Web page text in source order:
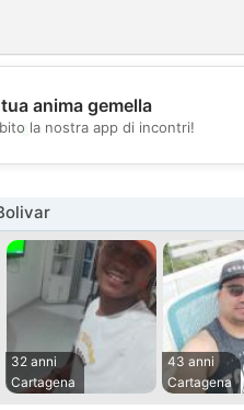
💖
anima gemella
la nostra app di incontri!
32 anni
Cartagena
43 anni
Cartagena